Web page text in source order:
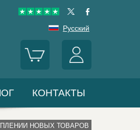
Русский
КОНТАКТЫ
НОВЫХ ТОВАРОВ